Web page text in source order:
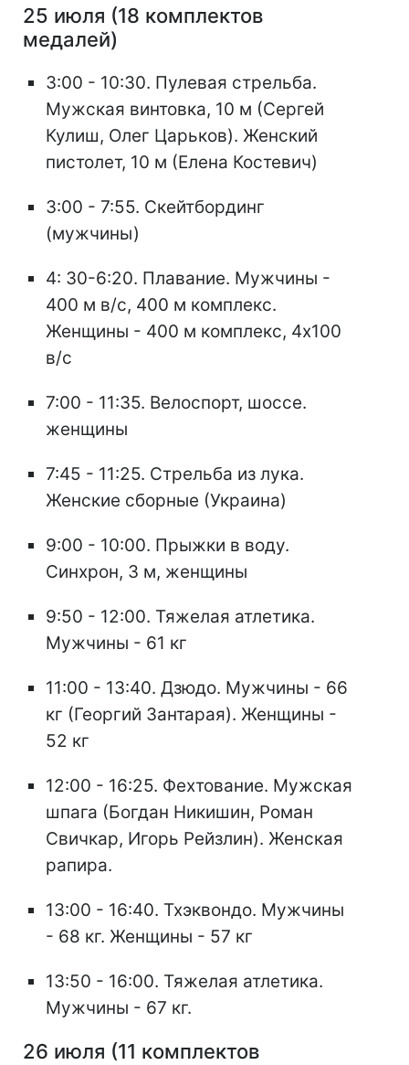
25 июля (18 комплектов
медалей)
3:00 - 10:30. Пулевая стрельба.
Мужская винтовка, 10 м (Сергей
Кулиш, Олег Царьков). Женский
пистолет, 10 м (Елена Костевич)
3:00 - 7:55. Скейтбординг
(мужчины)
4: 30-6:20. Плавание. Мужчины -
400 м в/с, 400 м комплекс.
Женщины - 400 м комплекс, 4х100
в/с
7:00 - 11:35. Велоспорт, шоссе.
женщины
7:45 - 11:25. Стрельба из лука.
Женские сборные (Украина)
9:00 - 10:00. Прыжки в воду.
Синхрон, 3 м, женщины
9:50 - 12:00. Тяжелая атлетика.
Мужчины - 61 кг
11:00 - 13:40. Дзюдо. Мужчины - 66
кг (Георгий Зантарая). Женщины -
52 кг
12:00 - 16:25. Фехтование. Мужская
шпага (Богдан Никишин, Роман
Свичкар, Игорь Рейзлин). Женская
рапира.
13:00 - 16:40. Тхэквондо. Мужчины
- 68 кг. Женщины - 57 кг
13:50 - 16:00. Тяжелая атлетика.
Мужчины - 67 кг.
26 июля (11 комплектов